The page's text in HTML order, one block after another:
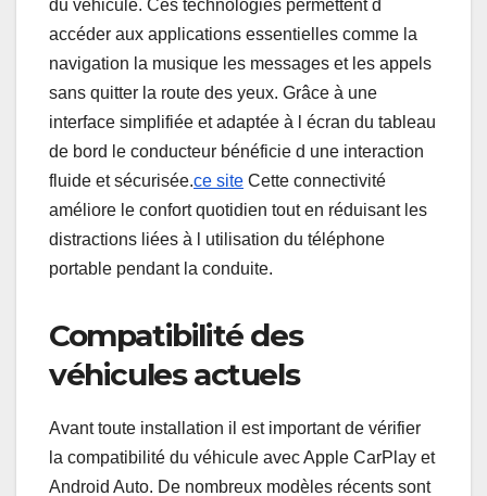
du véhicule. Ces technologies permettent d
accéder aux applications essentielles comme la
navigation la musique les messages et les appels
sans quitter la route des yeux. Grâce à une
interface simplifiée et adaptée à l écran du tableau
de bord le conducteur bénéficie d une interaction
fluide et sécurisée.ce site Cette connectivité
améliore le confort quotidien tout en réduisant les
distractions liées à l utilisation du téléphone
portable pendant la conduite.
Compatibilité des
véhicules actuels
Avant toute installation il est important de vérifier
la compatibilité du véhicule avec Apple CarPlay et
Android Auto. De nombreux modèles récents sont